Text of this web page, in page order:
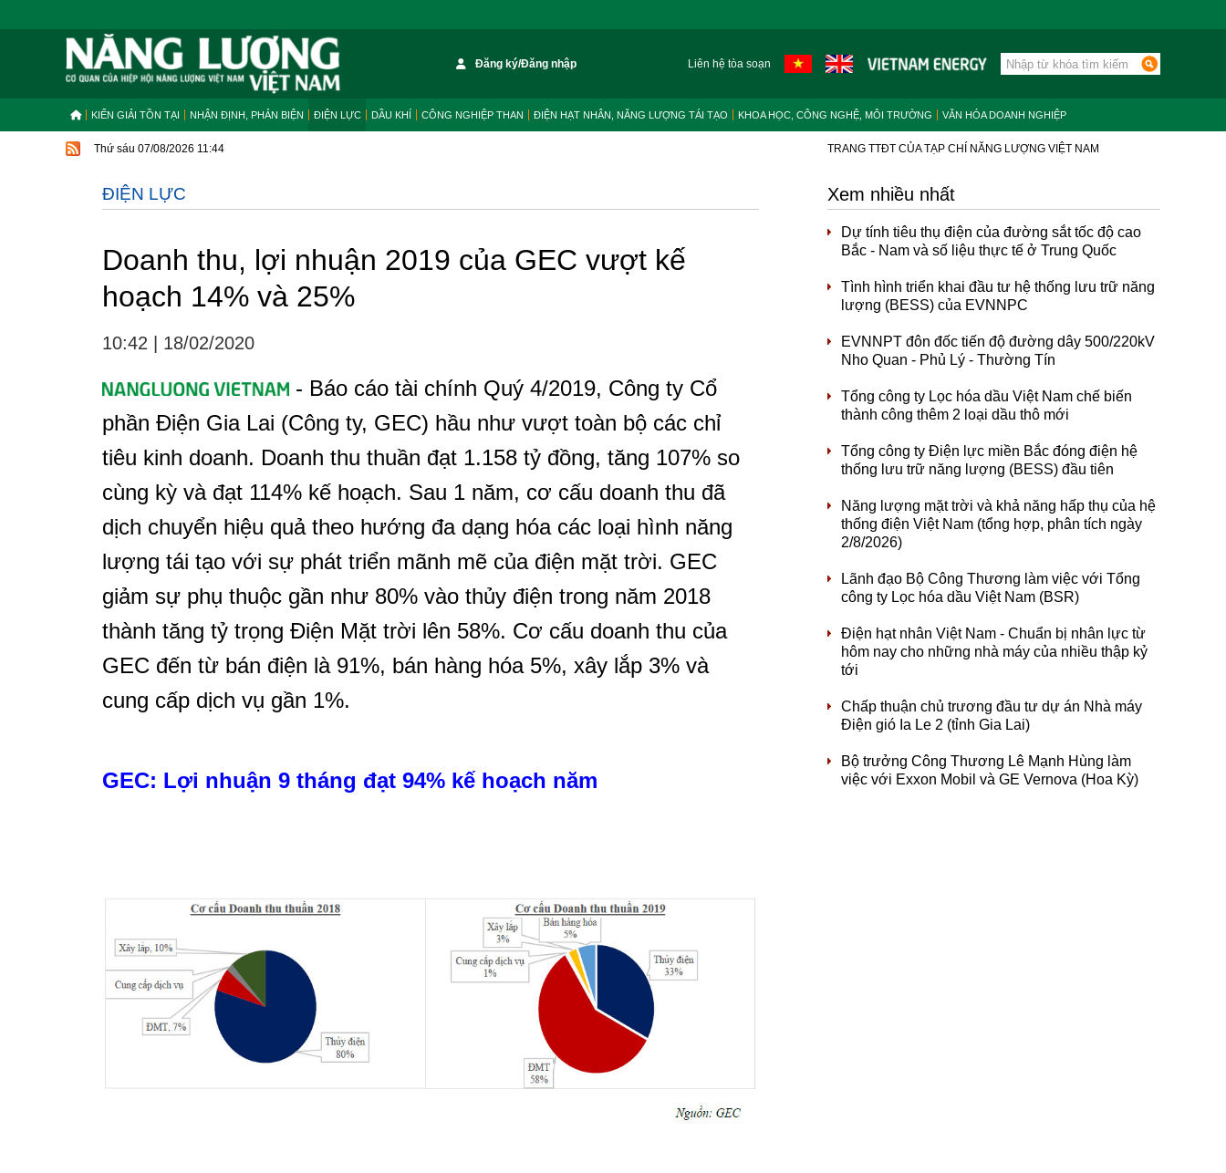
Đăng ký/Đăng nhập Liên hệ tòa soạn
KIẾN GIẢI TỒN TẠI NHẬN ĐỊNH, PHẢN BIỆN ĐIỆN LỰC DẦU KHÍ CÔNG NGHIỆP THAN ĐIỆN HẠT NHÂN, NĂNG LƯỢNG TÁI TẠO KHOA HỌC, CÔNG NGHỆ, MÔI TRƯỜNG VĂN HÓA DOANH NGHIỆP
Thứ sáu 07/08/2026 11:44 TRANG TTĐT CỦA TẠP CHÍ NĂNG LƯỢNG VIỆT NAM
ĐIỆN LỰC
Doanh thu, lợi nhuận 2019 của GEC vượt kế
hoạch 14% và 25%
10:42 18/02/2020
- Báo cáo tài chính Quý 4/2019, Công ty Cổ
phần Điện Gia Lai (Công ty, GEC) hầu như vượt toàn bộ các chỉ
tiêu kinh doanh. Doanh thu thuần đạt 1.158 tỷ đồng, tăng 107% so
cùng kỳ và đạt 114% kế hoạch. Sau 1 năm, cơ cấu doanh thu đã
dịch chuyển hiệu quả theo hướng đa dạng hóa các loại hình năng
lượng tái tạo với sự phát triển mãnh mẽ của điện mặt trời. GEC
giảm sự phụ thuộc gần như 80% vào thủy điện trong năm 2018
thành tăng tỷ trọng Điện Mặt trời lên 58%. Cơ cấu doanh thu của
GEC đến từ bán điện là 91%, bán hàng hóa 5%, xây lắp 3% và
cung cấp dịch vụ gần 1%.
GEC: Lợi nhuận 9 tháng đạt 94% kế hoạch năm
Xem nhiều nhất
Dự tính tiêu thụ điện của đường sắt tốc độ cao
Bắc - Nam và số liệu thực tế ở Trung Quốc
Tình hình triển khai đầu tư hệ thống lưu trữ năng
lượng (BESS) của EVNNPC
EVNNPT đôn đốc tiến độ đường dây 500/220kV
Nho Quan - Phủ Lý - Thường Tín
Tổng công ty Lọc hóa dầu Việt Nam chế biến
thành công thêm 2 loại dầu thô mới
Tổng công ty Điện lực miền Bắc đóng điện hệ
thống lưu trữ năng lượng (BESS) đầu tiên
Năng lượng mặt trời và khả năng hấp thụ của hệ
thống điện Việt Nam (tổng hợp, phân tích ngày
2/8/2026)
Lãnh đạo Bộ Công Thương làm việc với Tổng
công ty Lọc hóa dầu Việt Nam (BSR)
Điện hạt nhân Việt Nam - Chuẩn bị nhân lực từ
hôm nay cho những nhà máy của nhiều thập kỷ
tới
Chấp thuận chủ trương đầu tư dự án Nhà máy
Điện gió Ia Le 2 (tỉnh Gia Lai)
Bộ trưởng Công Thương Lê Mạnh Hùng làm
việc với Exxon Mobil và GE Vernova (Hoa Kỳ)